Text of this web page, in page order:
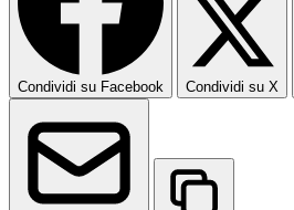
Condividi su Facebook Condividi su X